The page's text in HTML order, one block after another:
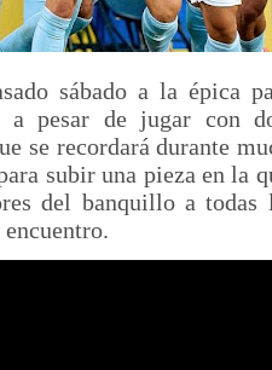
sábado a la épica
a pesar de jugar con
se recordará durante
subir una pieza en la
del banquillo a todas